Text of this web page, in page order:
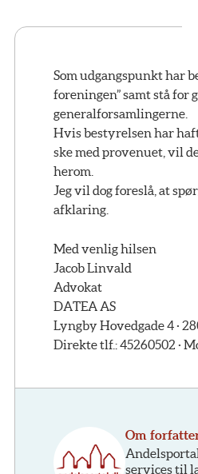
Som udgangspunkt har
foreningen” samt stå for
generalforsamlingerne.
Hvis bestyrelsen har
ske med provenuet, vil
herom.
Jeg vil dog foreslå, at
afklaring.
Med venlig hilsen
Jacob Linvald
Advokat
DATEA AS
Lyngby Hovedgade 4 ·
Direkte tlf.: 45260502 ·
Om
services til